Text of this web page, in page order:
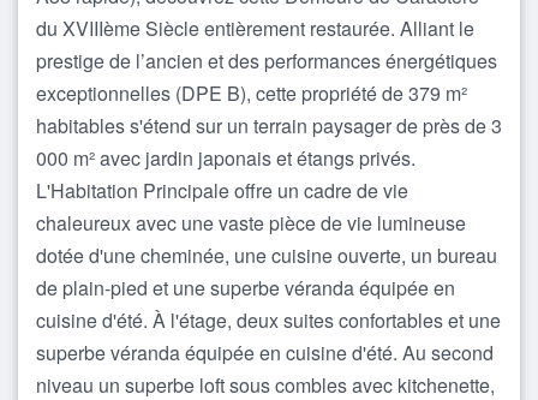
du XVIIIème Siècle entièrement restaurée. Alliant le
prestige de l’ancien et des performances énergétiques
exceptionnelles (DPE B), cette propriété de 379 m²
habitables s'étend sur un terrain paysager de près de 3
000 m² avec jardin japonais et étangs privés.
L'Habitation Principale offre un cadre de vie
chaleureux avec une vaste pièce de vie lumineuse
dotée d'une cheminée, une cuisine ouverte, un bureau
de plain-pied et une superbe véranda équipée en
cuisine d'été. À l'étage, deux suites confortables et une
superbe véranda équipée en cuisine d'été. Au second
niveau un superbe loft sous combles avec kitchenette,